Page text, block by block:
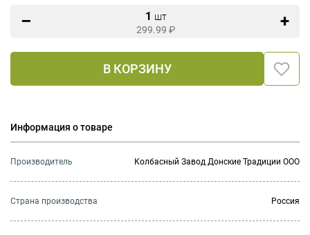
1 шт
299.99 ₽
В КОРЗИНУ
Информация о товаре
Производитель Колбасный Завод Донские Традиции ООО
Страна производства Россия